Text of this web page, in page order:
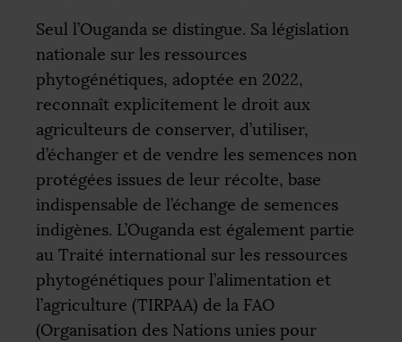
Seul l’Ouganda se distingue. Sa législation
nationale sur les ressources
phytogénétiques, adoptée en 2022,
reconnaît explicitement le droit aux
agriculteurs de conserver, d’utiliser,
d’échanger et de vendre les semences non
protégées issues de leur récolte, base
indispensable de l’échange de semences
indigènes. L’Ouganda est également partie
au Traité international sur les ressources
phytogénétiques pour l’alimentation et
l’agriculture (TIRPAA) de la FAO
(Organisation des Nations unies pour